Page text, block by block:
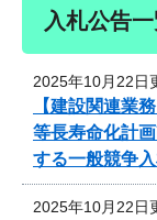
入札公告
2025年10月22日
【建設関連業
等長寿命化計
する一般競争
2025年10月22日